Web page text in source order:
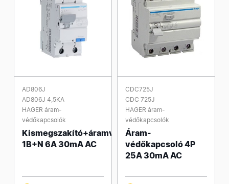
AD806J
AD806J 4,5KA
HAGER áram-
védőkapcsolók
Kismegszakító+áramvédő
1B+N 6A 30mA AC
CDC725J
CDC 725J
HAGER áram-
védőkapcsolók
Áram-
védőkapcsoló 4P
25A 30mA AC